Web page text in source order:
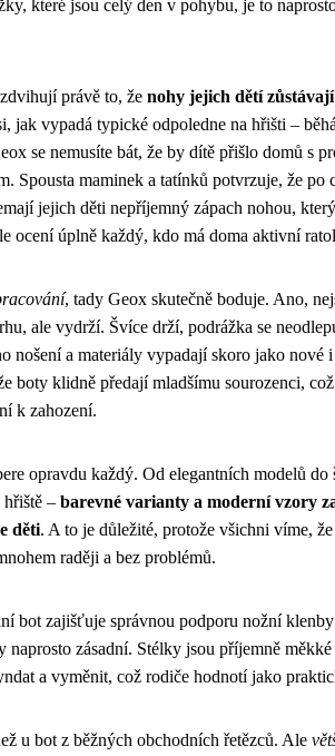
které jsou celý den v pohybu, je to
právě to, že nohy jejich dětí
jak vypadá typické odpoledne na hřišti –
se nemusíte bát, že by dítě přišlo domů s
Spousta maminek a tatínků potvrzuje, že po
jejich děti nepříjemný zápach nohou,
ocení úplně každý, kdo má doma aktivní
, tady Geox skutečně boduje. Ano,
ale vydrží. Švíce drží, podrážka se
nošení a materiály vypadají skoro jako nové i
boty klidně předají mladšímu sourozenci,
k zahození.
opravdu každý. Od elegantních modelů do
– barevné varianty a moderní vzory
děti. A to je důležité, protože všichni víme,
raději a bez problémů.
bot zajišťuje správnou podporu nožní
naprosto zásadní. Stélky jsou příjemně
a vyměnit, což rodiče hodnotí jako
u bot z běžných obchodních řetězců. Ale